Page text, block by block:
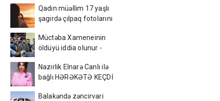
Qadın müəllim 17 yaşlı
şagirdə çılpaq fotolarını
Müctəba Xameneinin
öldüyü iddia olunur -
Nazirlik Elnarə Canlı ilə
bağlı HƏRƏKƏTƏ KEÇDİ
Balakəndə zəncirvari